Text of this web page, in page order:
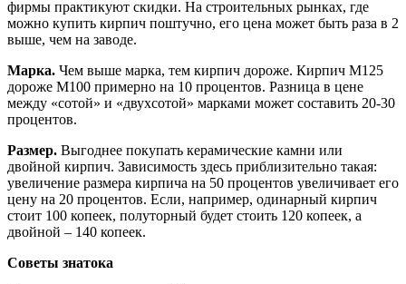
фирмы практикуют скидки. На строительных рынках, где
можно купить кирпич поштучно, его цена может быть раза в 2
выше, чем на заводе.
Марка. Чем выше марка, тем кирпич дороже. Кирпич М125
дороже М100 примерно на 10 процентов. Разница в цене
между «сотой» и «двухсотой» марками может составить 20-30
процентов.
Размер. Выгоднее покупать керамические камни или
двойной кирпич. Зависимость здесь приблизительно такая:
увеличение размера кирпича на 50 процентов увеличивает его
цену на 20 процентов. Если, например, одинарный кирпич
стоит 100 копеек, полуторный будет стоить 120 копеек, а
двойной – 140 копеек.
Советы знатока